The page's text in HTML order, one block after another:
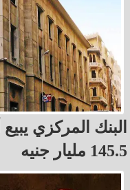
البنك المركزي
145.5 مليار جنيه